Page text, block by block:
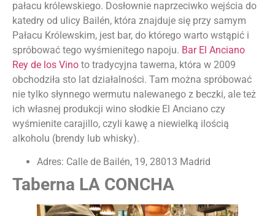
pałacu królewskiego. Dosłownie naprzeciwko wejścia do
katedry od ulicy Bailén, która znajduje się przy samym
Pałacu Królewskim, jest bar, do którego warto wstąpić i
spróbować tego wyśmienitego napoju. Bar El Anciano
Rey de los Vino to tradycyjna tawerna, która w 2009
obchodziła sto lat działalności. Tam można spróbować
nie tylko słynnego wermutu nalewanego z beczki, ale też
ich własnej produkcji wino słodkie El Anciano czy
wyśmienite carajillo, czyli kawę a niewielką ilością
alkoholu (brendy lub whisky).
Adres: Calle de Bailén, 19, 28013 Madrid
Taberna LA CONCHA